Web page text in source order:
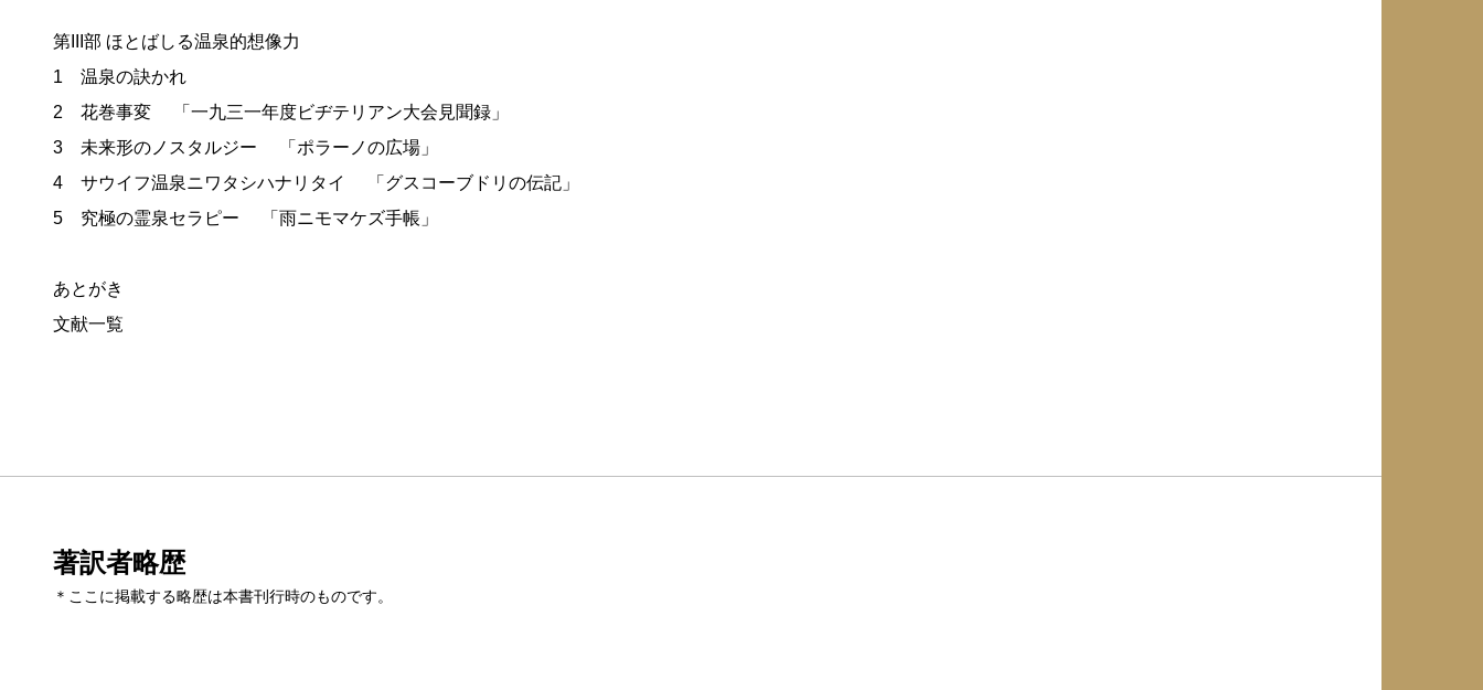
第III部 ほとばしる温泉的想像力
1 温泉の訣かれ
2 花巻事変 「一九三一年度ビヂテリアン大会見聞録」
3 未来形のノスタルジー 「ポラーノの広場」
4 サウイフ温泉ニワタシハナリタイ 「グスコーブドリの伝記」
5 究極の霊泉セラピー 「雨ニモマケズ手帳」
あとがき
文献一覧
著訳者略歴
＊ここに掲載する略歴は本書刊行時のものです。